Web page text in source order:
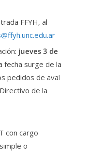
FFYH, al
jueves 3 de
fecha surge de la
pedidos de aval
de la
con cargo
o